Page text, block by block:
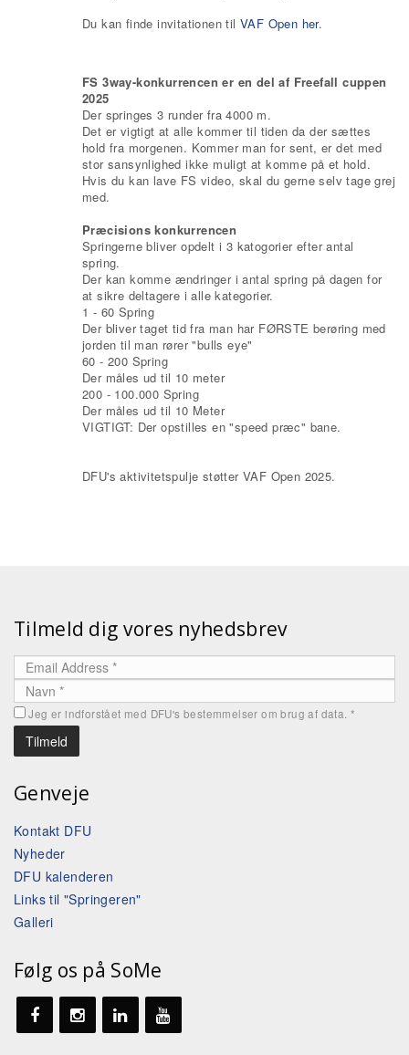
Du kan finde invitationen til VAF Open her.
FS 3way-konkurrencen er en del af Freefall cuppen
2025
Der springes 3 runder fra 4000 m.
Det er vigtigt at alle kommer til tiden da der sættes
hold fra morgenen. Kommer man for sent, er det med
stor sansynlighed ikke muligt at komme på et hold.
Hvis du kan lave FS video, skal du gerne selv tage grej
med.
Præcisions konkurrencen
Springerne bliver opdelt i 3 katogorier efter antal
spring.
Der kan komme ændringer i antal spring på dagen for
at sikre deltagere i alle kategorier.
1 - 60 Spring
Der bliver taget tid fra man har FØRSTE berøring med
jorden til man rører "bulls eye"
60 - 200 Spring
Der måles ud til 10 meter
200 - 100.000 Spring
Der måles ud til 10 Meter
VIGTIGT: Der opstilles en "speed præc" bane.
DFU's aktivitetspulje støtter VAF Open 2025.
Tilmeld dig vores nyhedsbrev
Jeg er indforstået med DFU's bestemmelser om brug af data.*
Genveje
Kontakt DFU
Nyheder
DFU kalenderen
Links til "Springeren"
Galleri
Følg os på SoMe